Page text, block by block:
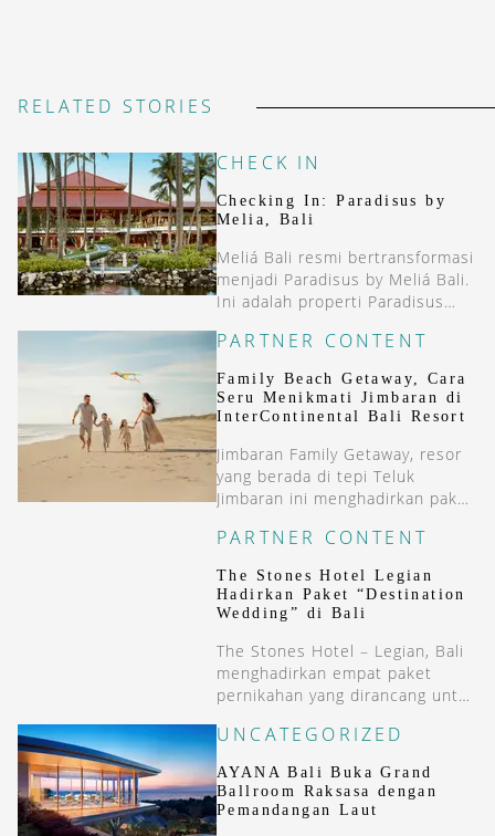
RELATED STORIES
CHECK IN
Checking In: Paradisus by
Melia, Bali
Meliá Bali resmi bertransformasi
menjadi Paradisus by Meliá Bali.
Ini adalah properti Paradisus
PARTNER CONTENT
Family Beach Getaway, Cara
Seru Menikmati Jimbaran di
InterContinental Bali Resort
Jimbaran Family Getaway, resor
yang berada di tepi Teluk
Jimbaran ini menghadirkan paket
menggabungkan kenyamanan
resort bintang lima dengan
beragam pengalaman khas Bali.
PARTNER CONTENT
The Stones Hotel Legian
Hadirkan Paket “Destination
Wedding” di Bali
The Stones Hotel – Legian, Bali
menghadirkan empat paket
pernikahan yang dirancang untuk
dari resepsi intim hingga pesta
megah.
UNCATEGORIZED
AYANA Bali Buka Grand
Ballroom Raksasa dengan
Pemandangan Laut